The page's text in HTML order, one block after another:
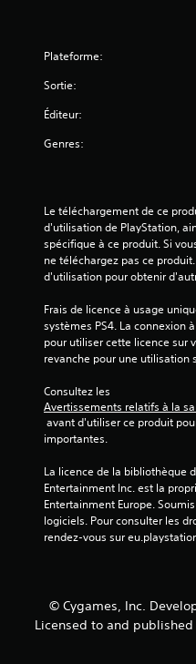
Plateforme:
Sortie:
Éditeur:
Genres:
Le téléchargement de ce
d'utilisation de PlayStation,
spécifique à ce produit. Si
ne téléchargez pas ce
d'utilisation pour obtenir
Frais de licence à usage
systèmes PS4. La connexion
pour utiliser cette licence sur
revanche pour une utilisation
Consultez les
Avertissements relatifs à la
importantes.
La licence de la bibliothèque
Entertainment Inc. est la
Entertainment Europe.
logiciels. Pour consulter les
rendez-vous sur
© Cygames, Inc.
Licensed to and